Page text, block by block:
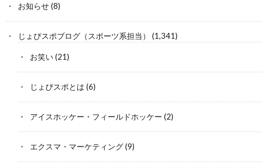
お知らせ(8)
じょびスポブログ（スポーツ系担当） (1,341)
お笑い(21)
じょびスポとは (6)
アイスホッケー・フィールドホッケー (2)
エクスマ・マーケティング(9)